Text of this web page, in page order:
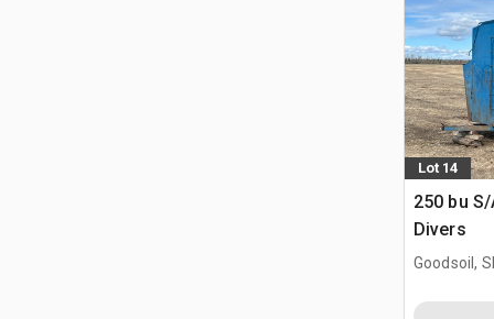
Lot 14
250 bu
Divers
Goodsoil,